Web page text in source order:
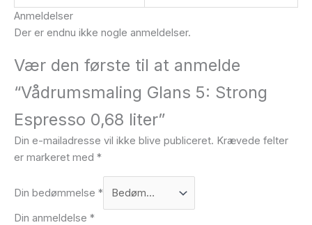
Anmeldelser
Der er endnu ikke nogle anmeldelser.
Vær den første til at anmelde
“Vådrumsmaling Glans 5: Strong
Espresso 0,68 liter”
Din e-mailadresse vil ikke blive publiceret. Krævede felter
er markeret med *
Din bedømmelse *
Din anmeldelse *